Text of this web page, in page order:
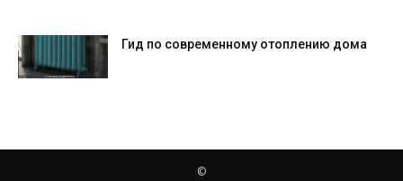
Гид по современному отоплению дома
©